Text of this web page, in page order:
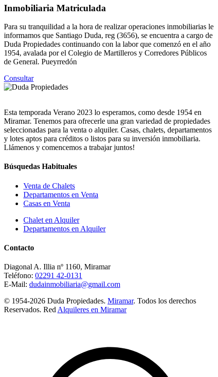
Inmobiliaria Matriculada
Para su tranquilidad a la hora de realizar operaciones inmobiliarias le
informamos que Santiago Duda, reg (3656), se encuentra a cargo de
Duda Propiedades continuando con la labor que comenzó en el año
1954, avalada por el Colegio de Martilleros y Corredores Públicos
de General. Pueyrredón
Consultar
Esta temporada Verano 2023 lo esperamos, como desde 1954 en
Miramar. Tenemos para ofrecerle una gran variedad de propiedades
seleccionadas para la venta o alquiler. Casas, chalets, departamentos
y lotes aptos para créditos o listos para su inversión inmobiliaria.
Llámenos y comencemos a trabajar juntos!
Búsquedas Habituales
Venta de Chalets
Departamentos en Venta
Casas en Venta
Chalet en Alquiler
Departamentos en Alquiler
Contacto
Diagonal A. Illia nº 1160, Miramar
Teléfono: 02291 42-0131
E-Mail: dudainmobiliaria@gmail.com
© 1954-2026 Duda Propiedades. Miramar. Todos los derechos
Reservados. Red Alquileres en Miramar